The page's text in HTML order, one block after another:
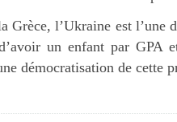
Grèce, l’Ukraine est l’une
un enfant par GPA
démocratisation de cette